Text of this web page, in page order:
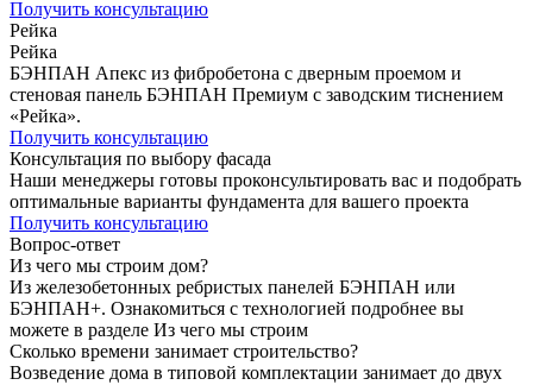
Получить консультацию
Рейка
Рейка
БЭНПАН Апекс из фибробетона с дверным проемом и
стеновая панель БЭНПАН Премиум с заводским тиснением
«Рейка».
Получить консультацию
Консультация по выбору фасада
Наши менеджеры готовы проконсультировать вас и подобрать
оптимальные варианты фундамента для вашего проекта
Получить консультацию
Вопрос-ответ
Из чего мы строим дом?
Из железобетонных ребристых панелей БЭНПАН или
БЭНПАН+. Ознакомиться с технологией подробнее вы
можете в разделе Из чего мы строим
Сколько времени занимает строительство?
Возведение дома в типовой комплектации занимает до двух